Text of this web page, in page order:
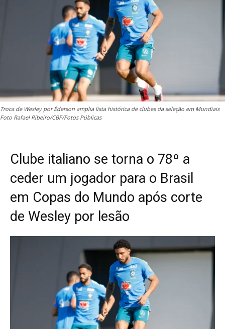
Troca de Wesley por Éderson amplia lista histórica de clubes da seleção em Mundiais
Foto Rafael Ribeiro/CBF/Fotos Públicas
Clube italiano se torna o 78º a
ceder um jogador para o Brasil
em Copas do Mundo após corte
de Wesley por lesão